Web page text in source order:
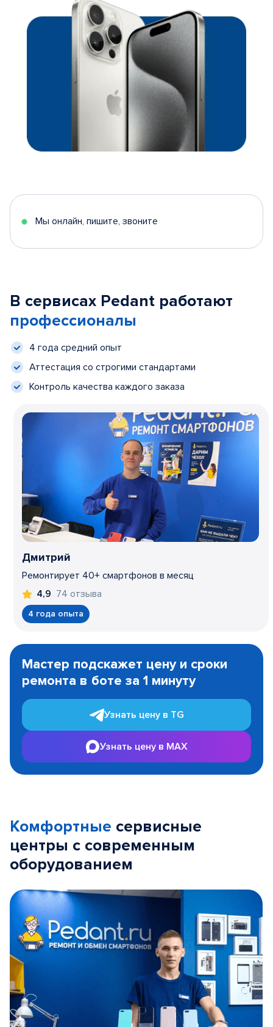
Мы онлайн, пишите, звоните
В сервисах Pedant работают
профессионалы
4 года средний опыт
Аттестация со строгими стандартами
Контроль качества каждого заказа
Дмитрий
Ремонтирует 40+ смартфонов в месяц
4,9 74 отзыва
4 года опыта
1
Мастер подскажет цену и сроки
ремонта в боте за 1 минуту
Узнать цену в TG
Узнать цену в MAX
Комфортные сервисные
центры с современным
оборудованием